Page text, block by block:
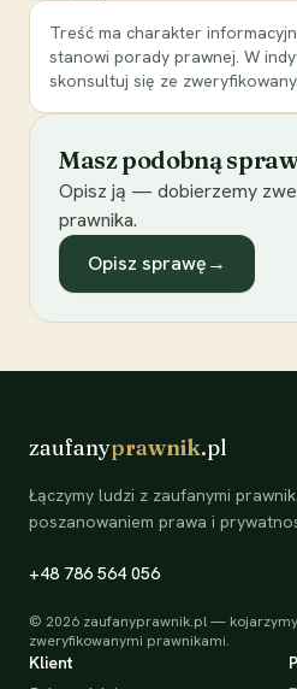
Treść ma charakter
stanowi porady prawnej. W
skonsultuj się ze
Masz podobną
Opisz ją — dobierzemy
prawnika.
Opisz sprawę→
zaufanyprawnik.pl
Łączymy ludzi z zaufanymi
poszanowaniem prawa i
+48 786 564 056
© 2026 zaufanyprawnik.pl —
zweryfikowanymi prawnikami.
Klient